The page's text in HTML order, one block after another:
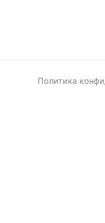
Политика